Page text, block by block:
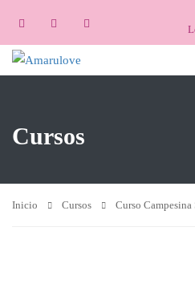
Cursos
Inicio Cursos Curso Campesina